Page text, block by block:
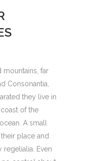
mountains, far
Consonantia,
they live in
of the
A small
place and
regelialia. Even